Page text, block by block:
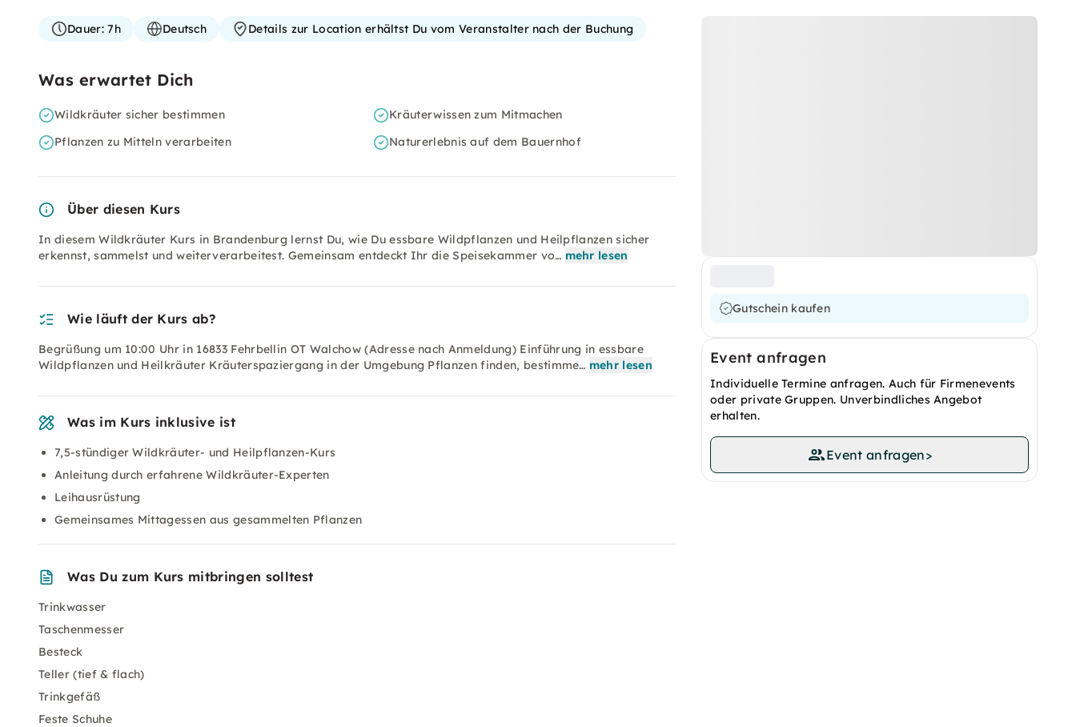
Gutschein kaufen
Event anfragen
Individuelle Termine anfragen. Auch für Firmenevents
oder private Gruppen. Unverbindliches Angebot
erhalten.
Event anfragen>
Dauer:7h Deutsch Details zur Location erhältst Du vom Veranstalter nach der Buchung
Was erwartet Dich
Wildkräuter sicher bestimmen
Kräuterwissen zum Mitmachen
Pflanzen zu Mitteln verarbeiten
Naturerlebnis auf dem Bauernhof
Über diesen Kurs
In diesem Wildkräuter Kurs in Brandenburg lernst Du, wie Du essbare Wildpflanzen und Heilpflanzen sicher
erkennst, sammelst und weiterverarbeitest. Gemeinsam entdeckt Ihr die Speisekammer vo… mehr lesen
Wie läuft der Kurs ab?
Begrüßung um 10:00 Uhr in 16833 Fehrbellin OT Walchow (Adresse nach Anmeldung) Einführung in essbare
Wildpflanzen und Heilkräuter Kräuterspaziergang in der Umgebung Pflanzen finden, bestimme… mehr lesen
Was im Kurs inklusive ist
7,5-stündiger Wildkräuter- und Heilpflanzen-Kurs
Anleitung durch erfahrene Wildkräuter-Experten
Leihausrüstung
Gemeinsames Mittagessen aus gesammelten Pflanzen
Was Du zum Kurs mitbringen solltest
Trinkwasser
Taschenmesser
Besteck
Teller (tief & flach)
Trinkgefäß
Feste Schuhe